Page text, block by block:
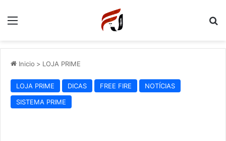
Menu
Inicio > LOJA PRIME
LOJA PRIME DICAS FREE FIRE
NOTÍCIAS
SISTEMA PRIME